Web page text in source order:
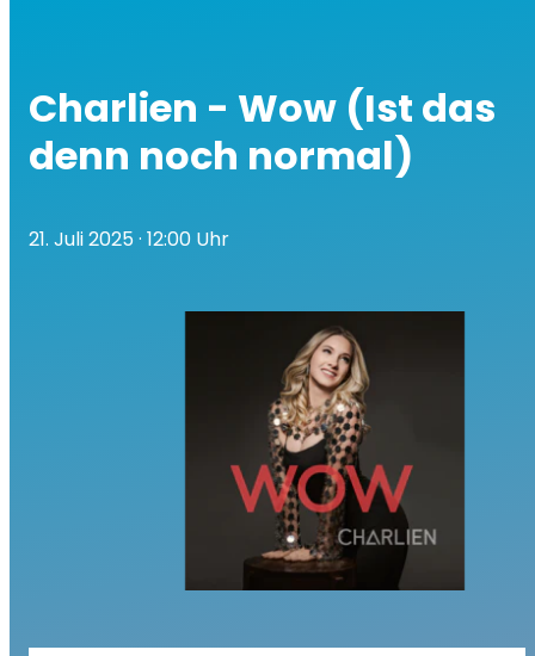
Charlien - Wow (Ist das
denn noch normal)
21. Juli 2025· 12:00 Uhr